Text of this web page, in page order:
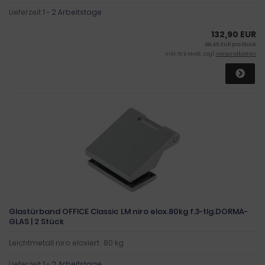
Lieferzeit:1 - 2 Arbeitstage
132,90 EUR
66,45 EUR pro Stück
inkl. 19 % MwSt. zzgl.Versandkosten
Glastürband OFFICE Classic LM niro elox.80kg f.3-tlg.DORMA-
GLAS | 2 Stück
Leichtmetall niro eloxiert · 80 kg